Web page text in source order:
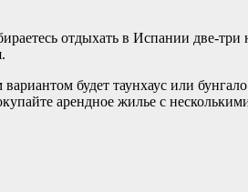
отдыхать в Испании две-три
будет таунхаус или бунгало
арендное жилье с